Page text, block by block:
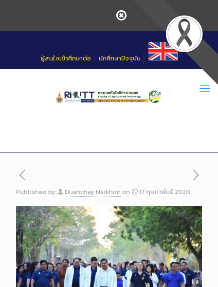
ผู้สนใจเข้าศึกษาต่อ นักศึกษาปัจจุบัน
Published by Duanchay Naikhon on 17 กุมภาพันธ์ 2020